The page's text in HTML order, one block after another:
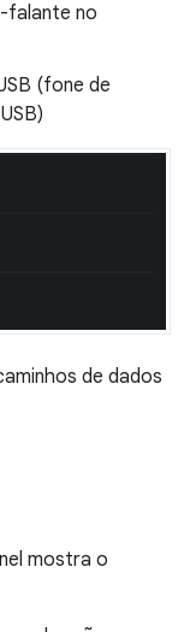
falante no
(fone de
de dados
mostra o